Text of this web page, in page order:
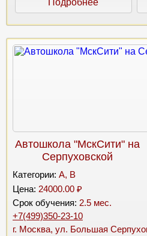
Автошкола "МскСити" на
Серпуховской
Категории: A, B
Цена: 24000.00 ₽
Срок обучения: 2.5 мес.
+7(499)350-23-10
г. Москва, ул. Большая